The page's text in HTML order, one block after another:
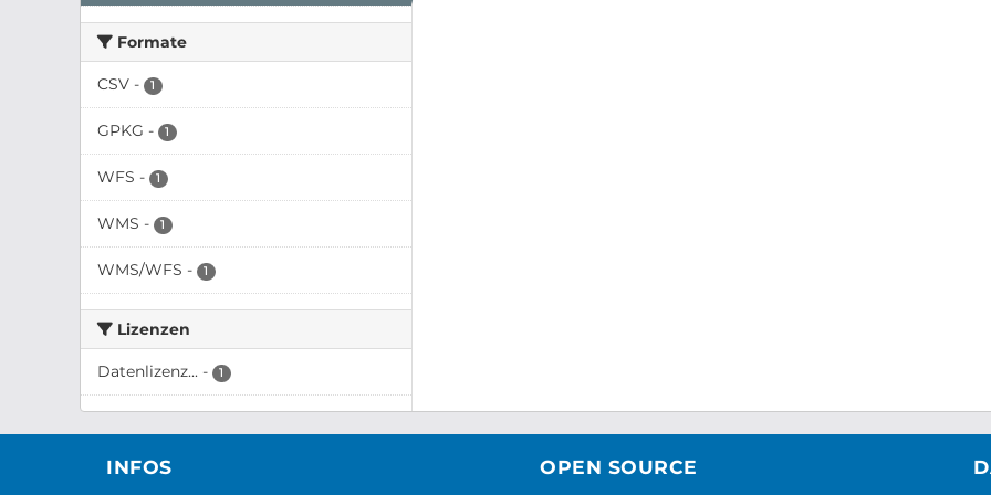
Formate
CSV - 1
GPKG - 1
WFS - 1
WMS - 1
WMS/WFS - 1
Lizenzen
Datenlizenz... - 1
INFOS OPEN SOURCE